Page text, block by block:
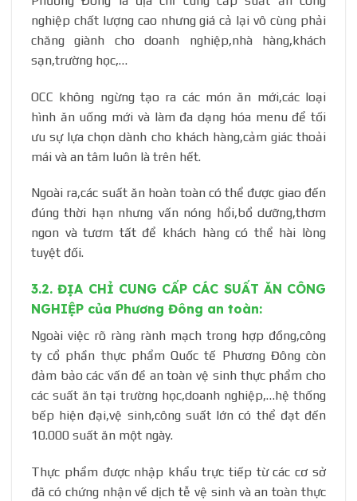
nghiệp chất lượng cao nhưng giá cả lại vô cùng phải
chăng giành cho doanh nghiệp,nhà hàng,khách
sạn,trường học,…
OCC không ngừng tạo ra các món ăn mới,các loại
hình ăn uống mới và làm đa dạng hóa menu để tối
ưu sự lựa chọn dành cho khách hàng,cảm giác thoải
mái và an tâm luôn là trên hết.
Ngoài ra,các suất ăn hoàn toàn có thể được giao đến
đúng thời hạn nhưng vấn nóng hổi,bổ dưỡng,thơm
ngon và tươm tất để khách hàng có thể hài lòng
tuyệt đối.
3.2. ĐỊA CHỈ CUNG CẤP CÁC SUẤT ĂN CÔNG
NGHIỆP của Phương Đông an toàn:
Ngoài việc rõ ràng rành mạch trong hợp đồng,công
ty cổ phần thực phẩm Quốc tế Phương Đông còn
đảm bảo các vấn đề an toàn vệ sinh thực phẩm cho
các suất ăn tại trường học,doanh nghiệp,…hệ thống
bếp hiện đại,vệ sinh,công suất lớn có thể đạt đến
10.000 suất ăn một ngày.
Thực phẩm được nhập khẩu trực tiếp từ các cơ sở
đã có chứng nhận về dịch tễ vệ sinh và an toàn thực